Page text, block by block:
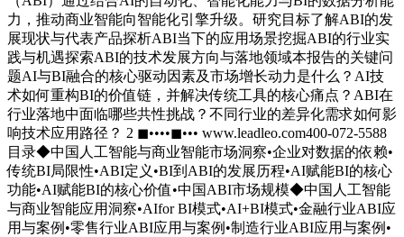
力，推动商业智能向智能化引擎升级。研究目标了解ABI的发
展现状与代表产品探析ABI当下的应用场景挖掘ABI的行业实
践与机遇探索ABI的技术发展方向与落地领域本报告的关键问
题AI与BI融合的核心驱动因素及市场增长动力是什么？AI技
术如何重构BI的价值链，并解决传统工具的核心痛点？ABI在
行业落地中面临哪些共性挑战？不同行业的差异化需求如何影
响技术应用路径？ 2 ◼••••◼••• www.leadleo.com400-072-5588
目录◆中国人工智能与商业智能市场洞察•企业对数据的依赖•
传统BI局限性•ABI定义•BI到ABI的发展历程•AI赋能BI的核心
功能•AI赋能BI的核心价值•中国ABI市场规模◆中国人工智能
与商业智能应用洞察•AIfor BI模式•AI+BI模式•金融行业ABI应
用与案例•零售行业ABI应用与案例•制造行业ABI应用与案例•